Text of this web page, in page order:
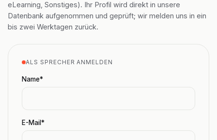
eLearning, Sonstiges). Ihr Profil wird direkt in unsere
Datenbank aufgenommen und geprüft; wir melden uns in ein
bis zwei Werktagen zurück.
ALS SPRECHER ANMELDEN
Name*
E-Mail*